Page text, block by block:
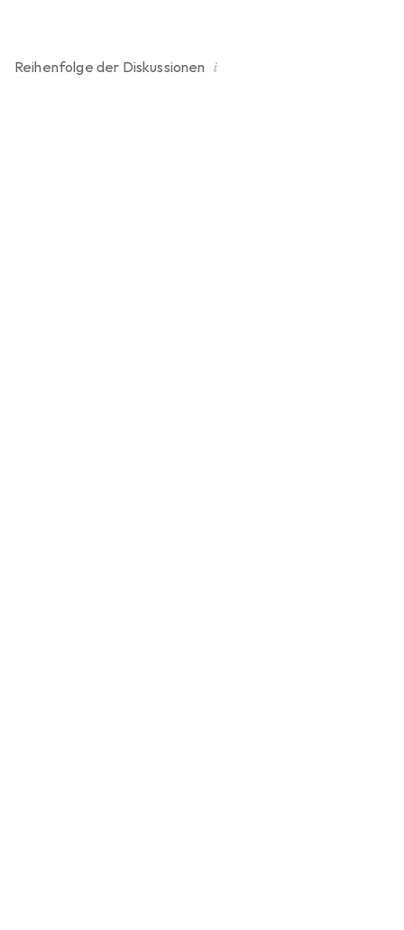
Kompressionswirkung empfehlt ihr mir für den Sommer
Reihenfolge der Diskussionen i